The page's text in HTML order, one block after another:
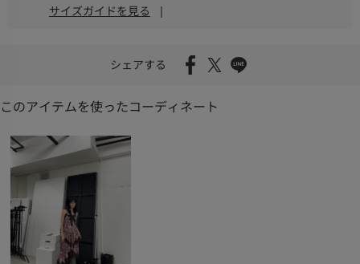
サイズガイドを見る |
シェアする
このアイテムを使ったコーディネート